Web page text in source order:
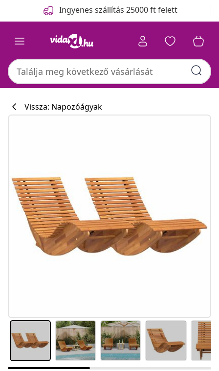
Ingyenes szállítás 25000 ft felett
Vissza: Napozóágyak